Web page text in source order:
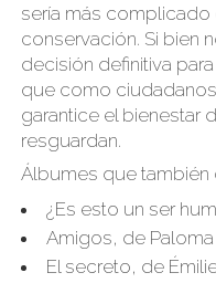
sería más complicado
conservación. Si bien
decisión definitiva
que como
garantice el bienestar
resguardan.
Álbumes que también
¿Es esto un ser
Amigos, de
El secreto, de